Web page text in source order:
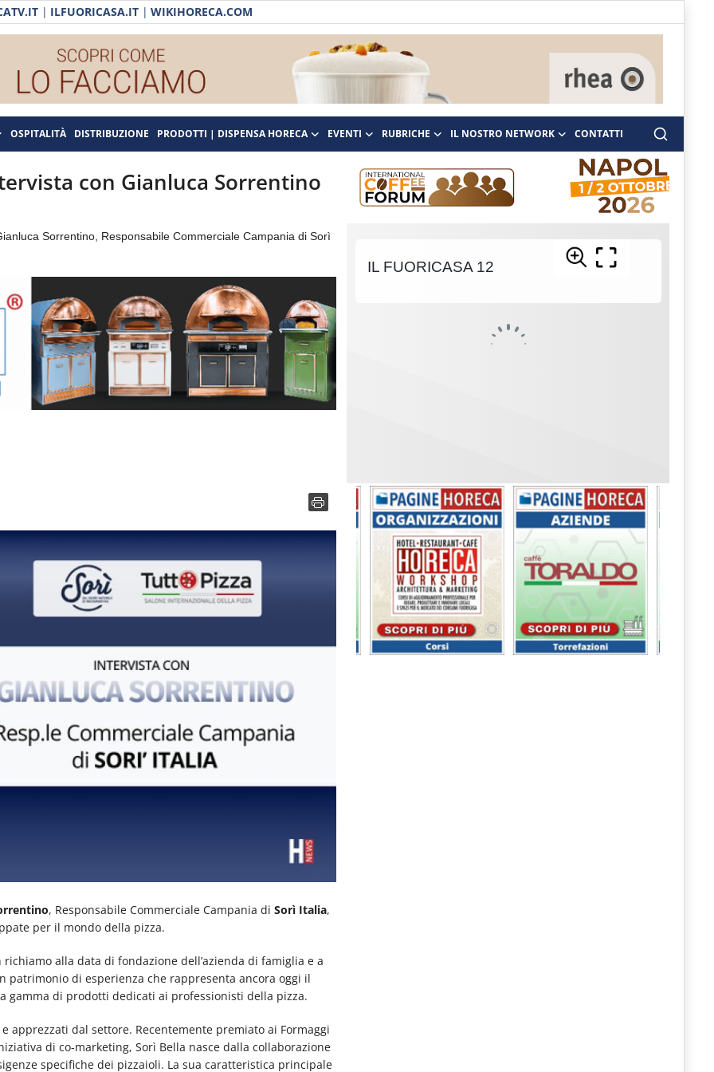
| ILFUORICASA.IT | WIKIHORECA.COM
OSPITALITÀ DISTRIBUZIONE PRODOTTI | DISPENSA HORECA EVENTI RUBRICHE IL NOSTRO NETWORK CONTATTI
con Gianluca Sorrentino
Sorrentino, Responsabile Commerciale Campania di Sorì
, Responsabile Commerciale Campania di Sorì Italia,
per il mondo della pizza.
richiamo alla data di fondazione dell’azienda di famiglia e a
patrimonio di esperienza che rappresenta ancora oggi il
gamma di prodotti dedicati ai professionisti della pizza.
apprezzati dal settore. Recentemente premiato ai Formaggi
di co-marketing, Sorì Bella nasce dalla collaborazione
specifiche dei pizzaioli. La sua caratteristica principale